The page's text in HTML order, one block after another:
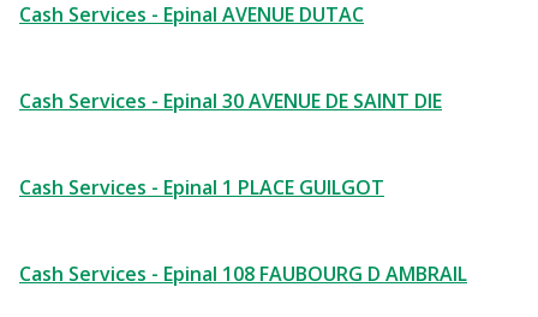
Cash Services - Epinal AVENUE DUTAC
Cash Services - Epinal 30 AVENUE DE SAINT DIE
Cash Services - Epinal 1 PLACE GUILGOT
Cash Services - Epinal 108 FAUBOURG D AMBRAIL